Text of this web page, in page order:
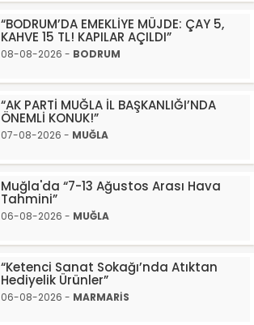
“BODRUM’DA EMEKLİYE MÜJDE: ÇAY 5,
KAHVE 15 TL! KAPILAR AÇILDI”
08-08-2026 - BODRUM
“AK PARTİ MUĞLA İL BAŞKANLIĞI’NDA
ÖNEMLİ KONUK!”
07-08-2026 - MUĞLA
Muğla'da “7-13 Ağustos Arası Hava
Tahmini”
06-08-2026 - MUĞLA
“Ketenci Sanat Sokağı’nda Atıktan
Hediyelik Ürünler”
06-08-2026 - MARMARİS